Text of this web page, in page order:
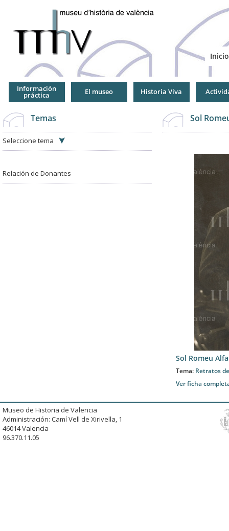
Inicio
Información
práctica El museo Historia Viva
Temas
Seleccione tema
Relación de Donantes
Sol
Sol Romeu
Tema: Retratos
Ver ficha
Museo de Historia de Valencia
Administración: Camí Vell de Xirivella, 1
46014 Valencia
96.370.11.05